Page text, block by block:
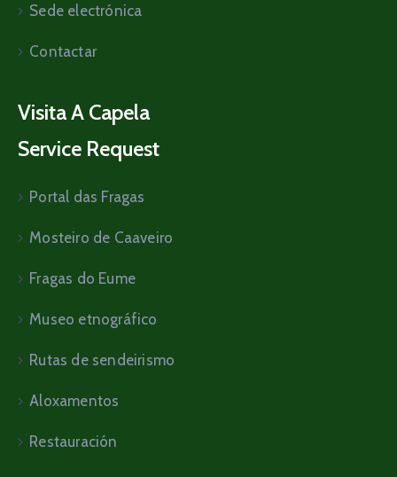
Sede electrónica
Contactar
Visita A Capela
Service Request
Portal das Fragas
Mosteiro de Caaveiro
Fragas do Eume
Museo etnográfico
Rutas de sendeirismo
Aloxamentos
Restauración